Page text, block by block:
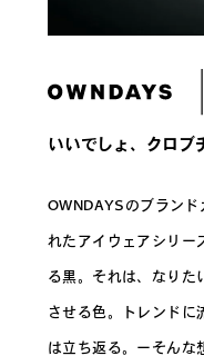
いいでしょ、クロブ
OWNDAYSのブランド
れたアイウェアシリー
る黒。それは、なりた
させる色。トレンドに
は立ち返る。ーそんな